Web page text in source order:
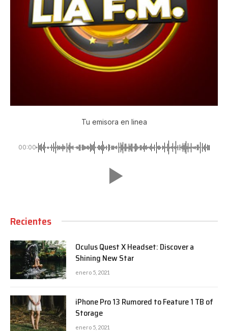
Tu emisora en linea
00:00
Recientes
Oculus Quest X Headset: Discover a
Shining New Star
enero 5, 2021
iPhone Pro 13 Rumored to Feature 1 TB of
Storage
enero 5, 2021